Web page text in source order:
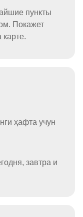
пункты
Покажет
ҳафта учун
завтра и